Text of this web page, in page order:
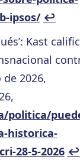
ipsos/ ↩︎
Kast
2026,
politica/
historica-
28-5-2026 ↩︎